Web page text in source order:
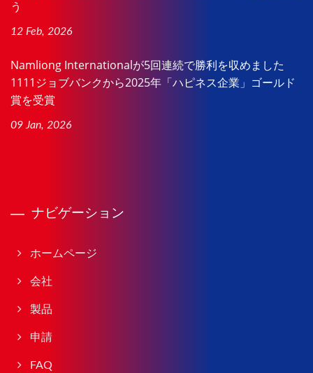
う
12 Feb, 2026
Namliong Internationalが5回連続で勝利を収めました
1111ジョブバンクから2025年「ハピネス企業」ゴールド
賞を受賞
09 Jan, 2026
ナビゲーション
ホームページ
会社
製品
申請
FAQ